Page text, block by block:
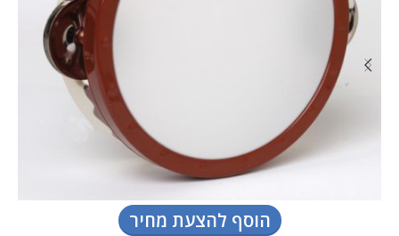
הוסף להצעת מחיר